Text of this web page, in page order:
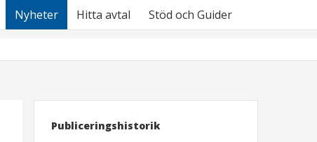
Nyheter Hitta avtal Stöd och Guider
Publiceringshistorik